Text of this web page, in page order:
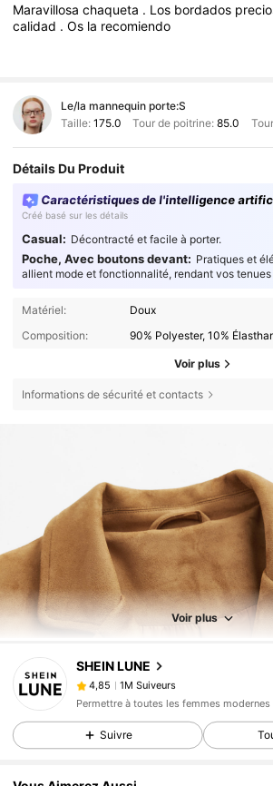
Maravillosachaqueta . Los bordados
calidad .Os la recomiendo
Le/la mannequin porte:S
Taille: 175.0 Tour de poitrine:85.0
Détails Du Produit
Caractéristiques de l'intelligence
Créé basé sur les détails
Casual: Décontracté et facile à porter.
Poche, Avec boutons devant: Pratiques et
allient mode et fonctionnalité, rendant vos tenues
Matériel:
Doux
Composition:
90% Polyester, 10%
Voir plus
Informations de sécurité et contacts
Voir plus
SHEIN LUNE
4,85
1M Suiveurs
e***6est en train de naviguer
4,85
1M Suiveurs
4,85 1M Suiveurs
Suivre